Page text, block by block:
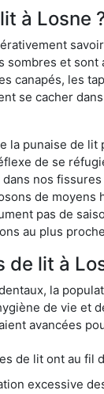
à Losne
sombres et
canapés, les
se cacher
punaise de
de se
nos
de
pas de
au plus
de lit à
la
de vie et
avancées
ont au fil du temps
des